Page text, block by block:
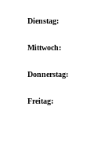
Dienstag:
Mittwoch:
Donnerstag:
Freitag: